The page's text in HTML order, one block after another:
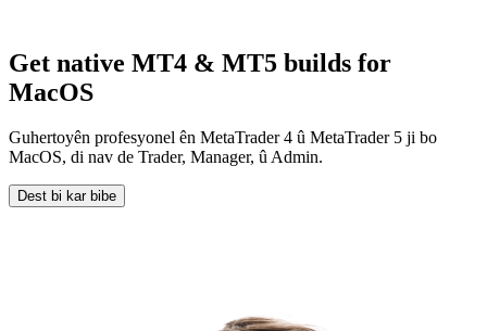
Get native MT4 & MT5 builds for
MacOS
Guhertoyên profesyonel ên MetaTrader 4 û MetaTrader 5 ji bo
MacOS, di nav de Trader, Manager, û Admin.
Dest bi kar bibe